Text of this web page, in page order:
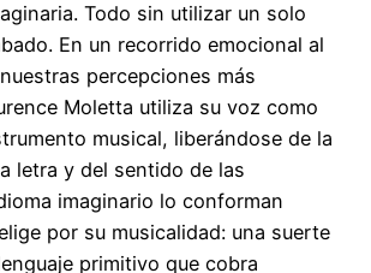
Todo sin utilizar un solo
En un recorrido emocional al
percepciones más
Moletta utiliza su voz como
musical, liberándose de la
letra y del sentido de las
imaginario lo conforman
por su musicalidad: una suerte
primitivo que cobra